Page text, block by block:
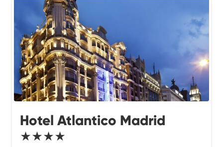
Hotel Atlantico Madrid
★★★★